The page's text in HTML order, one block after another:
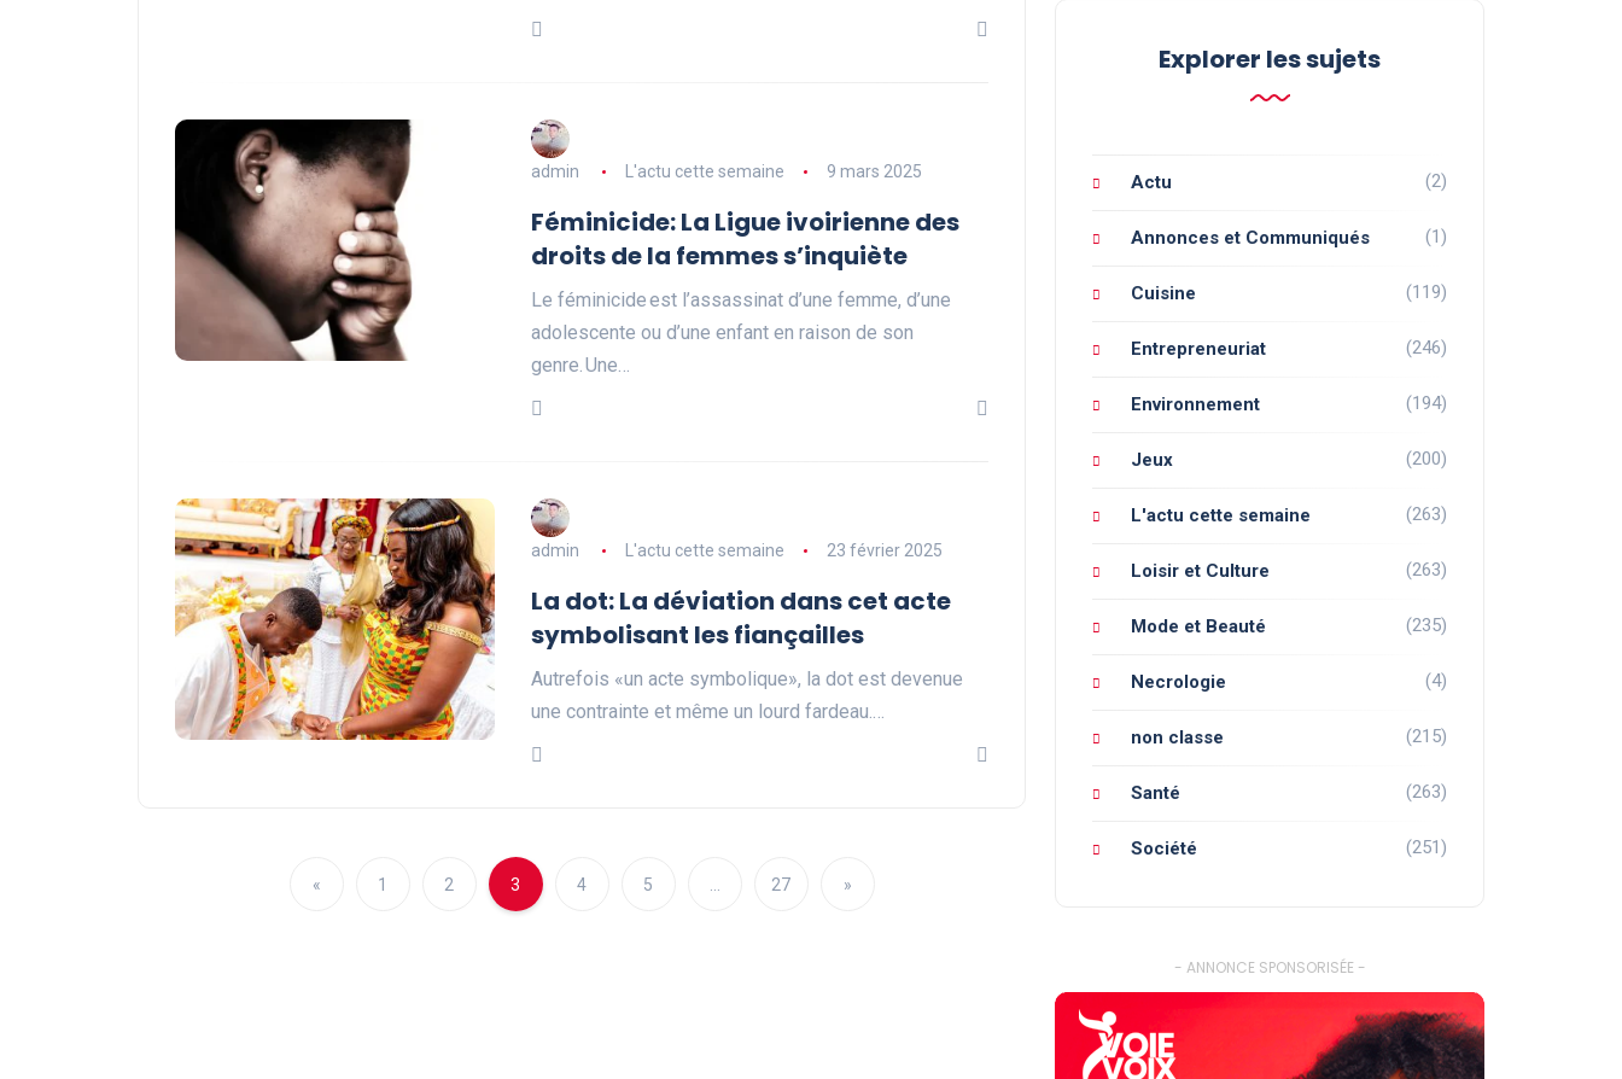
admin L'actu cette semaine 9 mars 2025
Féminicide: La Ligue ivoirienne des
droits de la femmes s’inquiète
Le féminicide est l’assassinat d’une femme, d’une
adolescente ou d’une enfant en raison de son
genre. Une…
admin L'actu cette semaine 23 février 2025
La dot: La déviation dans cet acte
symbolisant les fiançailles
Autrefois «un acte symbolique», la dot est devenue
une contrainte et même un lourd fardeau.…
« 1 2 3 4 5 27 »
Explorer les sujets
Actu (2)
Annonces et Communiqués (1)
Cuisine (119)
Entrepreneuriat (246)
Environnement (194)
Jeux (200)
L'actu cette semaine (263)
Loisir et Culture (263)
Mode et Beauté (235)
Necrologie (4)
non classe (215)
Santé (263)
Société (251)
- ANNONCE SPONSORISÉE -